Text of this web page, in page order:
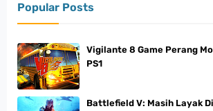
Popular Posts
Vigilante 8 Game Perang
PS1
Battlefield V: Masih Layak